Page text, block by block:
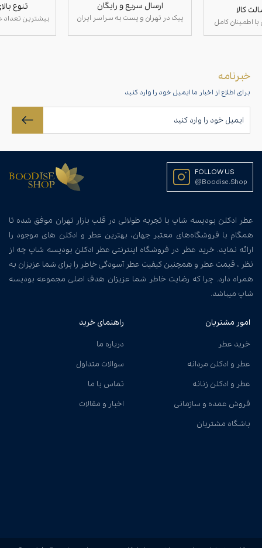
کالا
اطمینان کامل
ارسال سریع و رایگان
پیک در تهران و پست به سراسر ایران
تنوع
بیشترین تعداد
خبرنامه
برای اطلاع از اخبار ما ایمیل خود را وارد کنید
FOLLOW US
@Boodise.Shop
عطر ادکلن بودیسه شاپ با تجربه طولانی در قلب بازار تهران موفق شده تا
همگام با فروشگاه‌های معتبر جهان، بهترین عطر و ادکلن های موجود را
ارائه نماید. خرید عطر در فروشگاه اینترنتی عطر ادکلن بودیسه شاپ چه از
نظر ، قیمت عطر و همچنین کیفیت عطر آسودگی خاطر را برای شما عزیزان به
همراه دارد. چرا که رضایت خاطر شما عزیزان هدف اصلی مجموعه بودیسه
شاپ میباشد.
امور مشتریان
خرید عطر
عطر و ادکلن مردانه
عطر و ادکلن زنانه
فروش عمده و سازمانی
باشگاه مشتریان
راهنمای خرید
درباره ما
سوالات متداول
تماس با ما
اخبار و مقالات